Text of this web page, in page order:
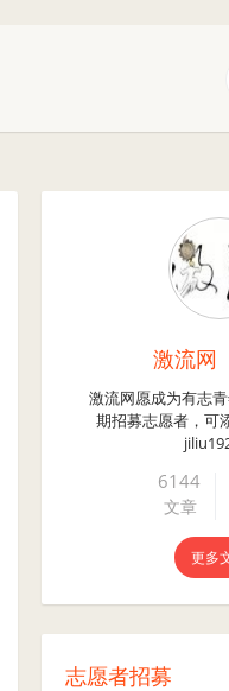
激流网
激流网愿成为有志
期招募志愿者，可
6144
文章
更多
志愿者招募